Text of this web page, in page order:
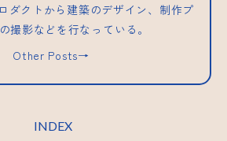
ダクトから建築のデザイン、制作プ
撮影などを行なっている。
Other Posts→
INDEX